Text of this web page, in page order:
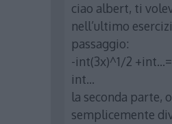
ciao albert, ti
nell’ultimo
passaggio:
-int(3x)^1/2
int…
la seconda parte,
semplicemente